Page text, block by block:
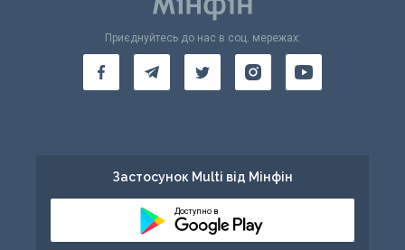
Приєднуйтесь до нас в соц. мережах:
Застосунок Multi від Мінфін
Доступно в